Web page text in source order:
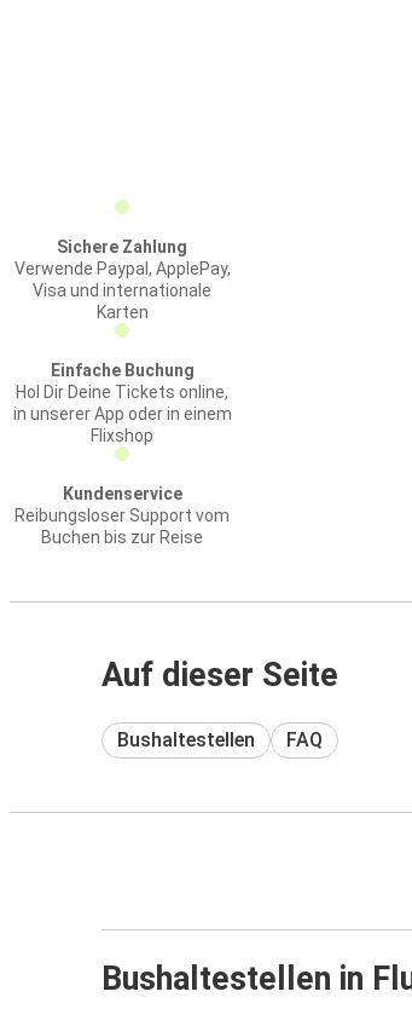
Sichere Zahlung
Verwende Paypal, ApplePay,
Visa und internationale
Karten
Einfache Buchung
Hol Dir Deine Tickets online,
in unserer App oder in einem
Flixshop
Kundenservice
Reibungsloser Support vom
Buchen bis zur Reise
Auf dieser Seite
Bushaltestellen FAQ
Bushaltestellen in